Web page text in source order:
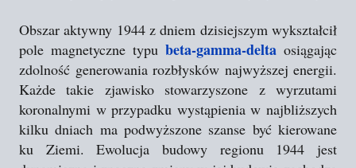
Obszar aktywny 1944 z dniem dzisiejszym wykształcił
pole magnetyczne typu beta-gamma-delta osiągając
zdolność generowania rozbłysków najwyższej energii.
Każde takie zjawisko stowarzyszone z wyrzutami
koronalnymi w przypadku wystąpienia w najbliższych
kilku dniach ma podwyższone szanse być kierowane
ku Ziemi. Ewolucja budowy regionu 1944 jest